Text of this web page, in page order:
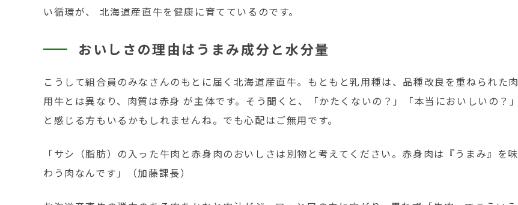
い循環が、 北海道産直牛を健康に育てているのです。
おいしさの理由はうまみ成分と水分量
こうして組合員のみなさんのもとに届く北海道産直牛。もともと乳用種は、品種改良を重ねられた肉
用牛とは異なり、肉質は赤身 が主体です。そう聞くと、「かたくないの？」「本当においしいの？」
と感じる方もいるかもしれませんね。でも心配はご無用です。
「サシ（脂肪）の入った牛肉と赤身肉のおいしさは別物と考えてください。赤身肉は『うまみ』を味
わう肉なんです」（加藤課長）